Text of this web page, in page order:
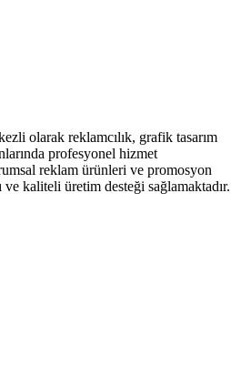
olarak reklamcılık, grafik tasarım
profesyonel hizmet
reklam ürünleri ve promosyon
kaliteli üretim desteği sağlamaktadır.